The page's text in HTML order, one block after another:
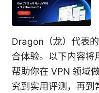
Dragon（龙）代表
合体验。以下内容将
帮助你在 VPN 领域
究到实用评测，再到